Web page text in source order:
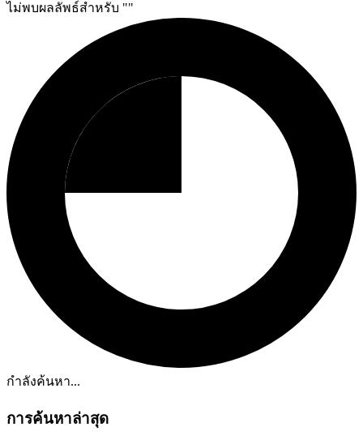
ไม่พบผลลัพธ์สำหรับ ""
กำลังค้นหา...
การค้นหาล่าสุด